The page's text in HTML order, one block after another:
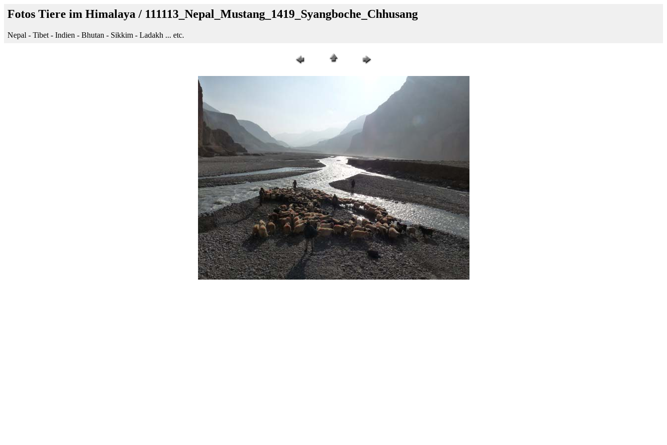
Fotos Tiere im Himalaya / 111113_Nepal_Mustang_1419_Syangboche_Chhusang
Nepal - Tibet - Indien - Bhutan - Sikkim - Ladakh ... etc.